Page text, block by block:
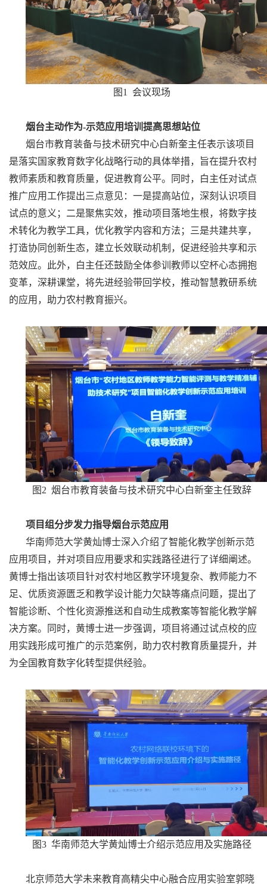
图1 会议现场
烟台主动作为-示范应用培训提高思想站位
烟台市教育装备与技术研究中心白新奎主任表示该项目
是落实国家教育数字化战略行动的具体举措，旨在提升农村
教师素质和教育质量，促进教育公平。同时，白主任对试点
推广应用工作提出三点意见：一是提高站位，深刻认识项目
试点的意义；二是聚焦实效，推动项目落地生根，将数字技
术转化为教学工具，优化教学内容和方法；三是共建共享，
打造协同创新生态，建立长效联动机制，促进经验共享和示
范效应。此外，白主任还鼓励全体参训教师以空杯心态拥抱
变革，深耕课堂，将先进经验带回学校，推动智慧教研系统
的应用，助力农村教育振兴。
图2 烟台市教育装备与技术研究中心白新奎主任致辞
项目组分步发力指导烟台示范应用
华南师范大学黄灿博士深入介绍了智能化教学创新示范
应用项目，并对项目应用要求和实践路径进行了详细阐述。
黄博士指出该项目针对农村地区教学环境复杂、教师能力不
足、优质资源匮乏和教学设计能力欠缺等痛点问题，提出了
智能诊断、个性化资源推送和自动生成教案等智能化教学解
决方案。同时，黄博士进一步强调，项目将通过试点校的应
用实践形成可推广的示范案例，助力农村教育质量提升，并
为全国教育数字化转型提供经验。
图3 华南师范大学黄灿博士介绍示范应用及实施路径
北京师范大学未来教育高精尖中心融合应用实验室郭晓